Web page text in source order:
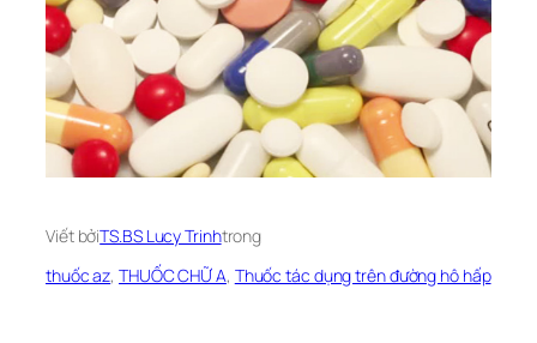
Viết bởiTS.BS Lucy Trinhtrong
thuốc az, THUỐC CHỮ A, Thuốc tác dụng trên đường hô hấp